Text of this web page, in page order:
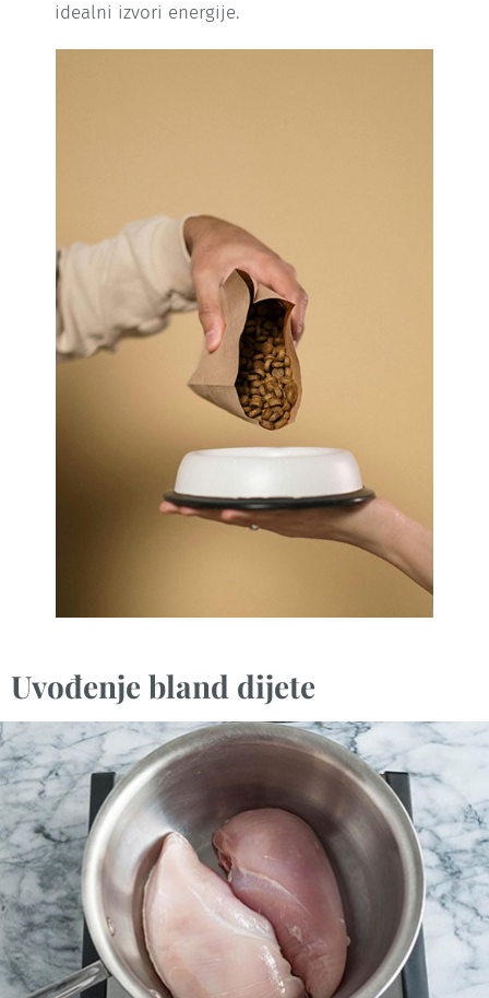
idealni izvori energije.
Uvođenje bland dijete
Ako vaš pas ima akutne probleme sa digestivnim
traktom, poput povraćanja ili dijareje, bland dijeta
može biti korisna. Ova vrsta ishrane uključuje
jednostavne, blage i lako svarljive namirnice koje
pomažu smirivanju stomaka. Bland dijeta obično traje
nekoliko dana, a zatim se postepeno prelazi na redovnu
hranu, kako bi se izbeglo preopterećenje sistema.
Kako postupiti: